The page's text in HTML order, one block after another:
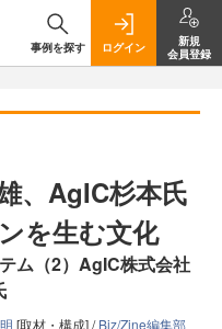
事例を探す ログイン
新規
会員登録
、AgIC杉本氏
を生む文化
ム（2）AgIC株式会社
[取材・構成] /Biz/Zine編集部